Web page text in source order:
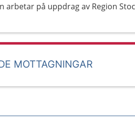
arbetar på uppdrag av Region
MOTTAGNINGAR